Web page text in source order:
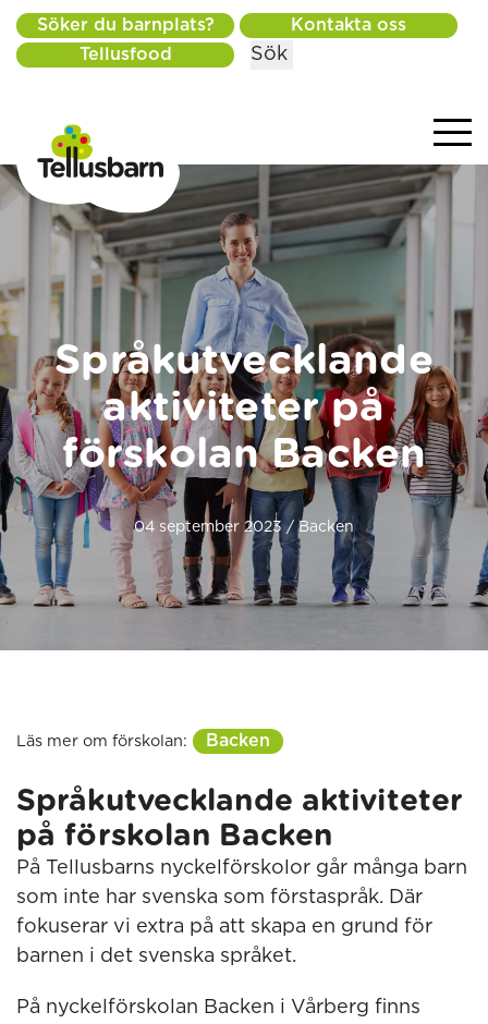
Söker du barnplats?
Kontakta oss
Tellusfood
Sök
Språkutvecklande
aktiviteter på
förskolan Backen
04 september 2023 / Backen
Läs mer om förskolan: Backen
Språkutvecklande aktiviteter
på förskolan Backen
På Tellusbarns nyckelförskolor går många barn
som inte har svenska som förstaspråk. Där
fokuserar vi extra på att skapa en grund för
barnen i det svenska språket.
På nyckelförskolan Backen i Vårberg finns